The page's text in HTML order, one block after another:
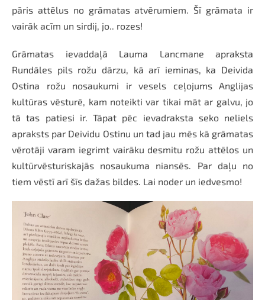
pāris attēlus no grāmatas atvērumiem. Šī grāmata ir
vairāk acīm un sirdij, jo.. rozes!
Grāmatas ievaddaļā Lauma Lancmane apraksta
Rundāles pils rožu dārzu, kā arī ieminas, ka Deivida
Ostina rožu nosaukumi ir vesels ceļojums Anglijas
kultūras vēsturē, kam noteikti var tikai māt ar galvu, jo
tā tas patiesi ir. Tāpat pēc ievadraksta seko neliels
apraksts par Deividu Ostinu un tad jau mēs kā grāmatas
vērotāji varam iegrimt vairāku desmitu rožu attēlos un
kultūrvēsturiskajās nosaukuma niansēs. Par daļu no
tiem vēstī arī šīs dažas bildes. Lai noder un iedvesmo!